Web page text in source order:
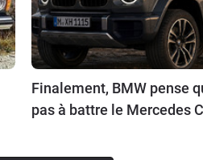
Finalement, BMW pense
pas à battre le Mercedes